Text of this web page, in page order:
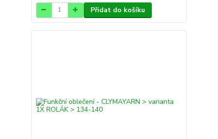
Přidat do košíku